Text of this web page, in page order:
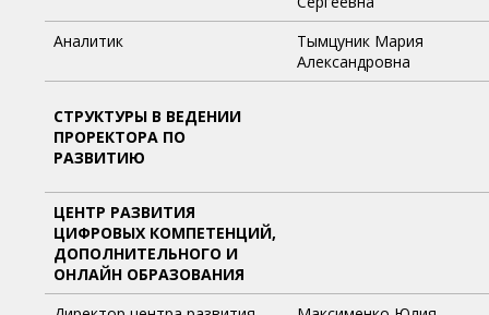
Аналитик
Тымцуник Мария
Александровна
СТРУКТУРЫ В ВЕДЕНИИ
ПРОРЕКТОРА ПО
РАЗВИТИЮ
ЦЕНТР РАЗВИТИЯ
ЦИФРОВЫХ КОМПЕТЕНЦИЙ,
ДОПОЛНИТЕЛЬНОГО И
ОНЛАЙН ОБРАЗОВАНИЯ